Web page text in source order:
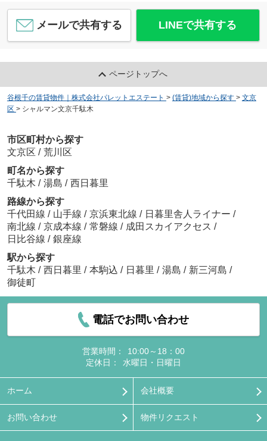
メールで共有する LINEで共有する
ページトップへ
谷根千の賃貸物件｜株式会社パレットエステート > (賃貸)地域から探す > 文京
区 > シャルマン文京千駄木
市区町村から探す
文京区 / 荒川区
町名から探す
千駄木 / 湯島 / 西日暮里
路線から探す
千代田線 / 山手線 / 京浜東北線 / 日暮里舎人ライナー /
南北線 / 京成本線 / 常磐線 / 成田スカイアクセス /
日比谷線 / 銀座線
駅から探す
千駄木 / 西日暮里 / 本駒込 / 日暮里 / 湯島 / 新三河島 /
御徒町
電話でお問い合わせ
営業時間：
10:00～18：00
定休日：
水曜日・日曜日
ホーム 会社概要
お問い合わせ 物件リクエスト